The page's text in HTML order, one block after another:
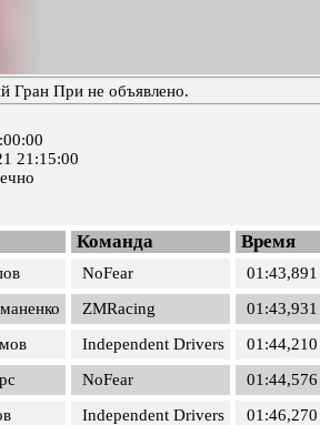
Гран При не объявлено.
21:15:00
Команда Время
NoFear
01:43,891
ZMRacing
01:43,931
Independent Drivers
01:44,210
NoFear
01:44,576
Independent Drivers
01:46,270